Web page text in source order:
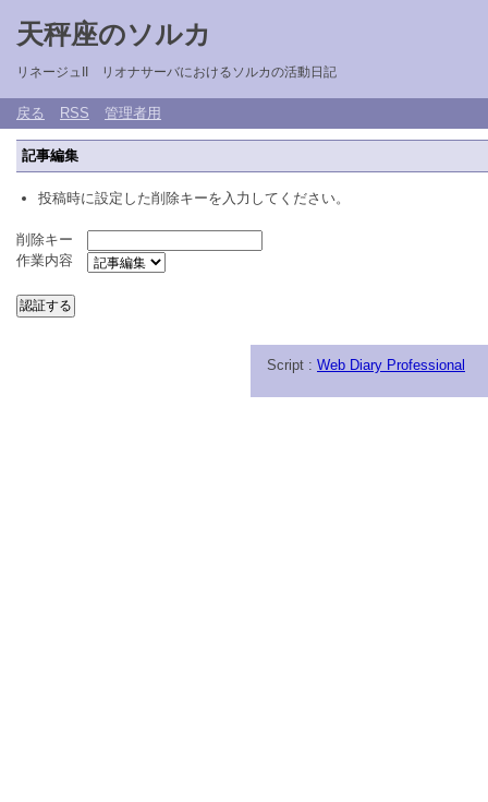
天秤座のソルカ
リネージュII リオナサーバにおけるソルカの活動日記
戻る RSS 管理者用
記事編集
投稿時に設定した削除キーを入力してください。
削除キー
作業内容
Script : Web Diary Professional